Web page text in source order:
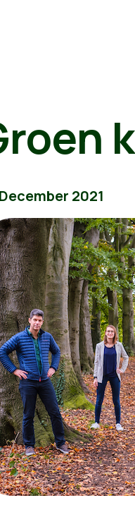
2021